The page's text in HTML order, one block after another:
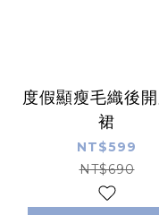
度假顯瘦毛織後
裙
NT$599
NT$690